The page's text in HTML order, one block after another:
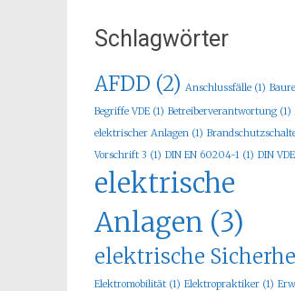
Schlagwörter
AFDD (2) Anschlussfälle(1)
Begriffe VDE(1) Betreiberverantwortung(1)
elektrischer Anlagen(1)
Vorschrift 3 (1) DIN EN 60204-1(1) DIN
elektrische
Anlagen (3)
elektrische
Elektromobilität(1) Elektropraktiker(1)